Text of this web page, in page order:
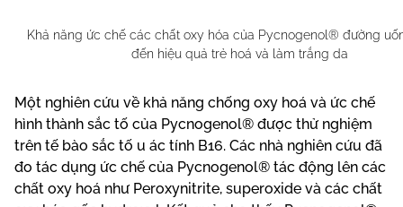
Khả năng ức chế các chất oxy hóa của Pycnogenol® đường
đến hiệu quả trẻ hoá và làm trắng da
Một nghiên cứu về khả năng chống oxy hoá và ức chế
hình thành sắc tố của Pycnogenol® được thử nghiệm
trên tế bào sắc tố u ác tính B16. Các nhà nghiên cứu đã
đo tác dụng ức chế của Pycnogenol® tác động lên các
chất oxy hoá như Peroxynitrite, superoxide và các chất